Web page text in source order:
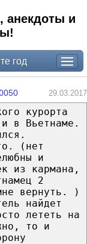
анекдоты и
год
29.03.2017
курорта
в Вьетнаме.
(нет
и
из кармана,
2
вернуть. )
найдет
лететь на
то и